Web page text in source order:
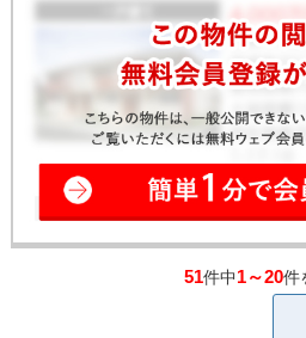
51件中1～20件